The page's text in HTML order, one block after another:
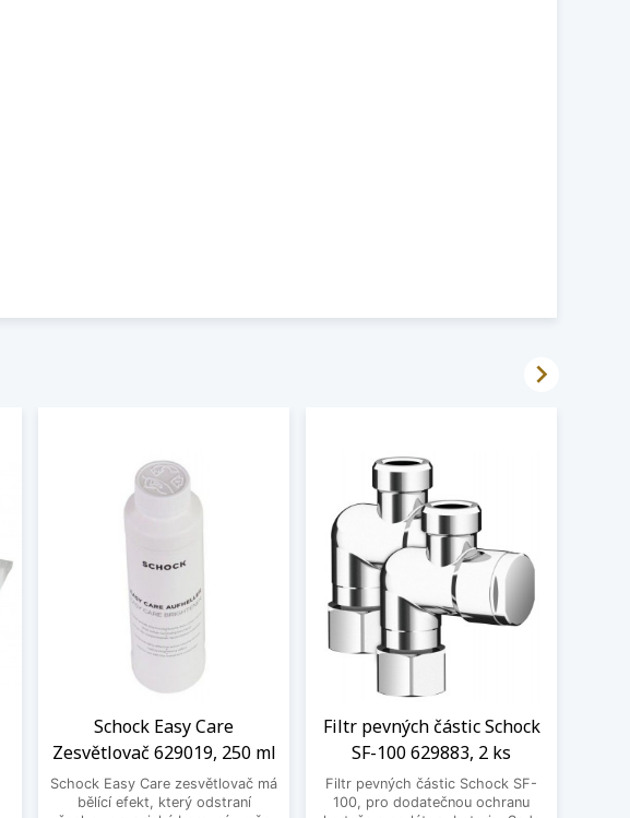
Schock Easy Care
Zesvětlovač 629019, 250 ml
Schock Easy Care zesvětlovač má
bělící efekt, který odstraní
Filtr pevných částic Schock
SF-100 629883, 2 ks
Filtr pevných částic Schock SF-
100, pro dodatečnou ochranu
